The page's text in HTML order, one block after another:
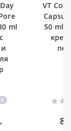
VT
9,5 gr
с